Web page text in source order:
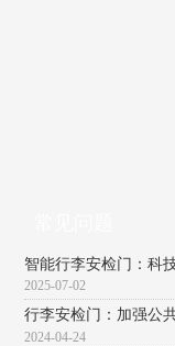
智能行李安检门：科
2025-07-02
行李安检门：加强公
2024-04-24